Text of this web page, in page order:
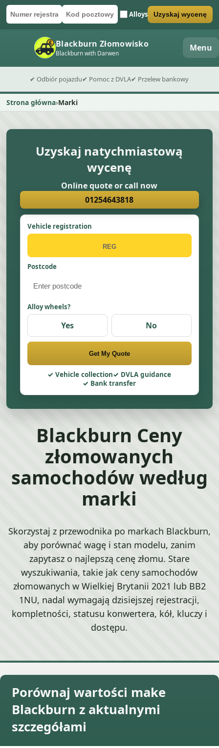
Numer rejestracyjny
Kod pocztowyAlloys
Wyślij formularz wyceny Uzyskaj wycenę
Blackburn Złomowisko
Blackburn with Darwen Menu
✔ Odbiór pojazdu✔ Pomoc z DVLA✔ Przelew bankowy
Strona główna Marki
Uzyskaj natychmiastową
wycenę
Online quote or call now
01254643818
Vehicle registration
Postcode
Alloy wheels?
Yes No
Get My Quote
Vehicle collection
DVLA guidance
Bank transfer
Blackburn Ceny
złomowanych
samochodów według
marki
Skorzystaj z przewodnika po markach Blackburn,
aby porównać wagę i stan modelu, zanim
zapytasz o najlepszą cenę złomu. Stare
wyszukiwania, takie jak ceny samochodów
złomowanych w Wielkiej Brytanii 2021 lub BB2
1NU, nadal wymagają dzisiejszej rejestracji,
kompletności, statusu konwertera, kół, kluczy i
dostępu.
Porównaj wartości make
Blackburn z aktualnymi
szczegółami